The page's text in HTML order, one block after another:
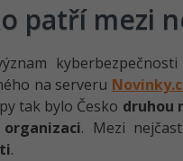
patří mezi
na serveru
tak bylo Česko druhou
. Mezi
.